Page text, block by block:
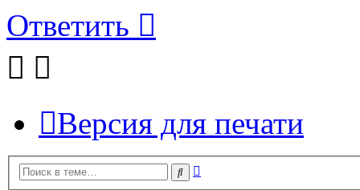
Ответить
Версия для печати
Поиск